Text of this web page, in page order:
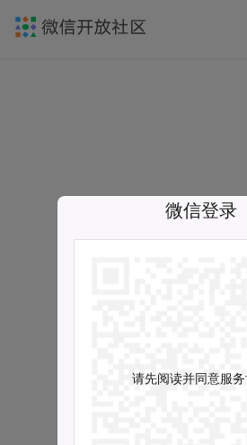
微信登录
请先阅读并同意服